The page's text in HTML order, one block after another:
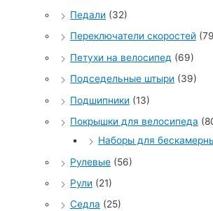
Педали (32)
Переключатели скоростей
Петухи на велосипед (69)
Подседельные штыри (39)
Подшипники (13)
Покрышки для велосипеда
Наборы для
Рулевые (56)
Рули (21)
Седла (25)